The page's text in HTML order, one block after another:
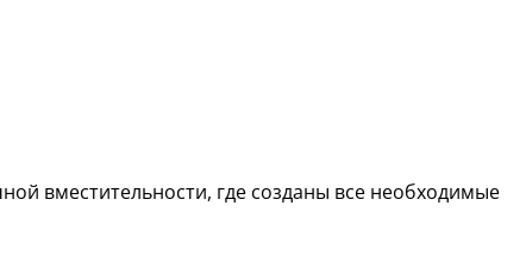
вместительности, где созданы все необходимые